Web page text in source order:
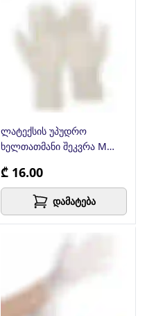
ლატექსის უპუდრო
ხელთათმანი შეკვრა M
₾ 16.00
დამატება